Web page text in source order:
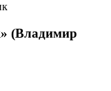
(Владимир